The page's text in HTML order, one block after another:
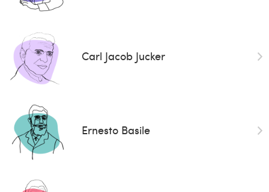
Carl Jacob Jucker
Ernesto Basile